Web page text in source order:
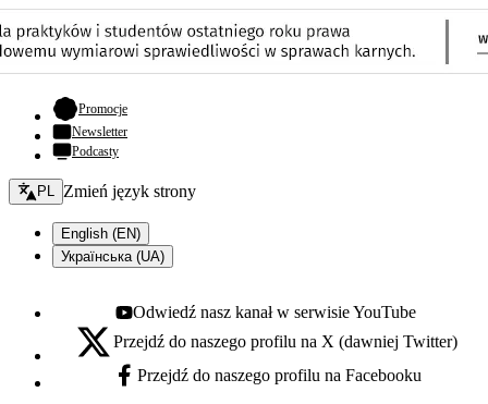
Promocje- otwiera się w nowej karcie
Newsletter
Podcasty
Zmień język - bieżący:
PL Zmień język strony
English (EN)
Українська (UA)
Youtube - otwiera się w nowej karcie
Odwiedź nasz kanał w serwisie YouTube
X - otwiera się w nowej karcie
Przejdź do naszego profilu na X (dawniej Twitter)
Facebook - otwiera się w nowej karcie
Przejdź do naszego profilu na Facebooku